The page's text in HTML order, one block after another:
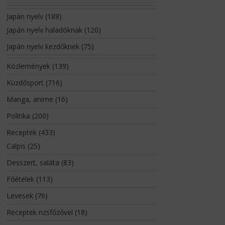
Japán nyelv(188)
Japán nyelv haladóknak(120)
Japán nyelv kezdőknek(75)
Közlemények(139)
Küzdősport (716)
Manga, anime (16)
Politika (200)
Receptek(433)
Calpis (25)
Desszert, saláta (83)
Főételek(113)
Levesek(76)
Receptek rizsfőzővel (18)